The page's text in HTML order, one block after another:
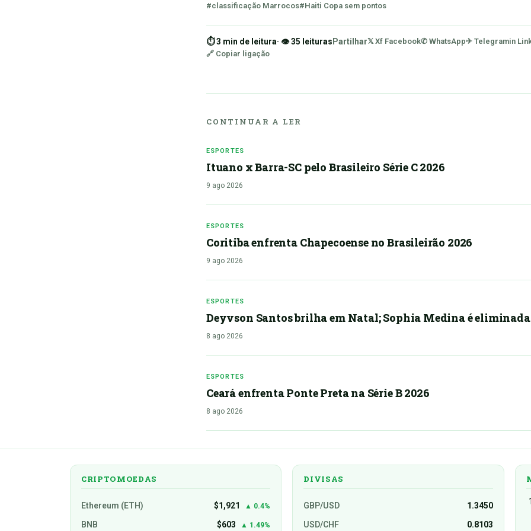
#classificação Marrocos#Haiti Copa sem pontos
⏱ 3 min de leitura· 👁 35 leituras Partilhar𝕏 Xf Facebook✆ WhatsApp✈ Telegramin
🔗 Copiar ligação
CONTINUAR A LER
ESPORTES
Ituano x Barra-SC pelo Brasileiro Série C 2026
9 ago 2026
ESPORTES
Coritiba enfrenta Chapecoense no Brasileirão 2026
9 ago 2026
ESPORTES
Deyvson Santos brilha em Natal; Sophia Medina é eliminada
8 ago 2026
ESPORTES
Ceará enfrenta Ponte Preta na Série B 2026
8 ago 2026
CRIPTOMOEDAS
Ethereum (ETH) $1,921 ▲ 0.4%
BNB $603 ▲ 1.49%
DIVISAS
GBP/USD
1.3450
USD/CHF
0.8103